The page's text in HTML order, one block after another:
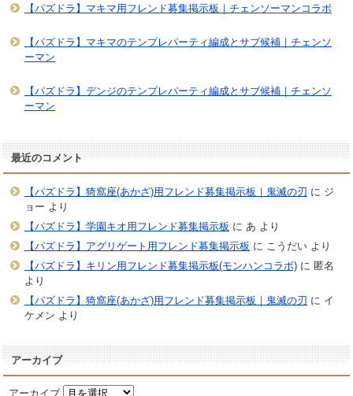
【パズドラ】マキマ用フレンド募集掲示板｜チェンソーマンコラボ
【パズドラ】マキマのテンプレパーティ編成とサブ候補｜チェンソ
ーマン
【パズドラ】デンジのテンプレパーティ編成とサブ候補｜チェンソ
ーマン
最近のコメント
【パズドラ】猗窩座(あかざ)用フレンド募集掲示板｜鬼滅の刃 に ジ
ョー より
【パズドラ】学園キオ用フレンド募集掲示板 に あ より
【パズドラ】アグリゲート用フレンド募集掲示板 に こうだいより
【パズドラ】キリン用フレンド募集掲示板(モンハンコラボ)に 匿名
より
【パズドラ】猗窩座(あかざ)用フレンド募集掲示板｜鬼滅の刃 に イ
ケメン より
アーカイブ
アーカイブ